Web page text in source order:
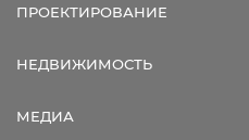
ПРОЕКТИРОВАНИЕ
НЕДВИЖИМОСТЬ
МЕДИА